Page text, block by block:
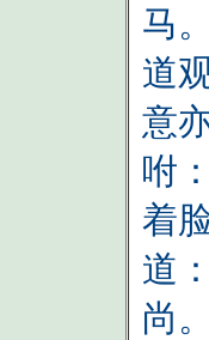
马
道
意
咐
着
道
尚